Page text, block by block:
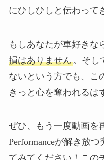
にひしひしと伝わって
もしあなたが車好きな
損はありません。そし
ないという方でも、こ
きっと心を奪われるは
ぜひ、もう一度動画を
Performanceが解き放
てみてください！この